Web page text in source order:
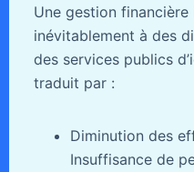
Une gestion
inévitablement à des
des services publics
traduit par :
Diminution des
Insuffisance de